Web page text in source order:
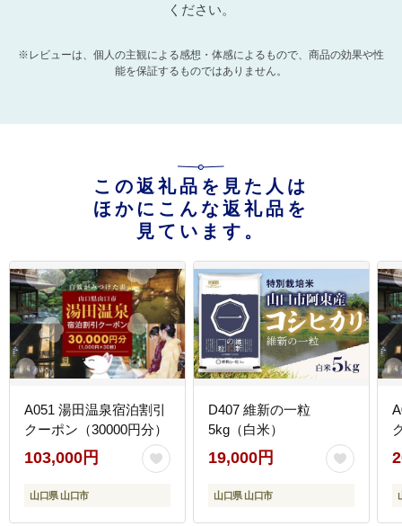
ください。
※レビューは、個人の主観による感想・体感によるもので、商品の効果や性
能を保証するものではありません。
この返礼品を見た人は
ほかにこんな返礼品を
見ています。
A051 湯田温泉宿泊割引
クーポン（30000円分）
103,000円
山口県 山口市
D407 維新の一粒
5kg（白米）
19,000円
山口県 山口市